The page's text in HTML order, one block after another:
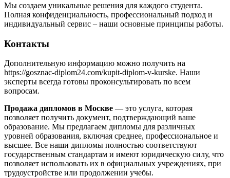
Мы создаем уникальные решения для каждого студента.
Полная конфиденциальность, профессиональный подход и
индивидуальный сервис – наши основные принципы работы.
Контакты
Дополнительную информацию можно получить на
https://gosznac-diplom24.com/kupit-diplom-v-kurske. Наши
эксперты всегда готовы проконсультировать по всем
вопросам.
Продажа дипломов в Москве — это услуга, которая
позволяет получить документ, подтверждающий ваше
образование. Мы предлагаем дипломы для различных
уровней образования, включая среднее, профессиональное и
высшее. Все наши дипломы полностью соответствуют
государственным стандартам и имеют юридическую силу, что
позволяет использовать их в официальных учреждениях, при
трудоустройстве или продолжении учебы.